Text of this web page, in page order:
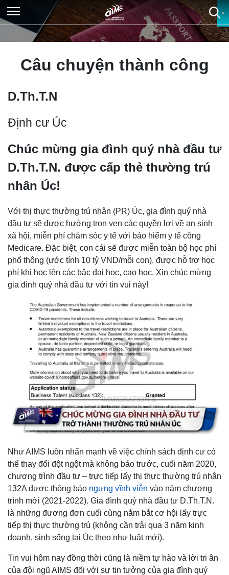
Câu chuyện thành công
D.Th.T.N
Định cư Úc
Chúc mừng gia đình quý nhà đầu tư
D.Th.T.N. được cấp thẻ thường trú
nhân Úc!
Với thị thực thường trú nhân (PR) Úc, gia đình quý nhà
đầu tư sẽ được hưởng trọn vẹn các quyền lợi về an sinh
xã hội, miễn phí chăm sóc y tế với bảo hiểm y tế công
Medicare. Đặc biệt, con cái sẽ được miễn toàn bộ học phí
phổ thông (ước tính 10 tỷ VND/mỗi con), được hỗ trợ học
phí khi học lên các bậc đại học, cao học. Xin chúc mừng
gia đình quý nhà đầu tư với tin vui này!
Như AIMS luôn nhấn mạnh về việc chính sách định cư có
thể thay đổi đột ngột mà không báo trước, cuối năm 2020,
chương trình đầu tư – trực tiếp lấy thị thực thường trú nhân
132A được thông báo ngưng vĩnh viễn vào năm chương
trình mới (2021-2022). Gia đình quý nhà đầu tư D.Th.T.N.
là những đương đơn cuối cùng nắm bắt cơ hội lấy trực
tiếp thị thực thường trú (không cần trải qua 3 năm kinh
doanh, sinh sống tại Úc theo như luật mới).
Tin vui hôm nay đồng thời cũng là niềm tự hào và lời tri ân
của đội ngũ AIMS đối với sự tin tưởng của gia đình quý
×
×
×
×